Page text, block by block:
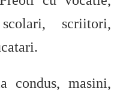
scriitori,
condus, masini,